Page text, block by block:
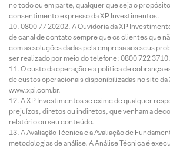
no todo ou em parte, qualquer que seja o
consentimento expresso da XP Investimentos.
0800 77 20202. A Ouvidoria da XP
de canal de contato sempre que os clientes que
com as soluções dadas pela empresa aos seus
ser realizado por meio do telefone: 0800 722 3710.
O custo da operação e a política de cobrança
de custos operacionais disponibilizadas no site
www.xpi.com.br.
A XP Investimentos se exime de qualquer
prejuízos, diretos ou indiretos, que venham a
relatório ou seu conteúdo.
A Avaliação Técnica e a Avaliação de
metodologias de análise. A Análise Técnica é